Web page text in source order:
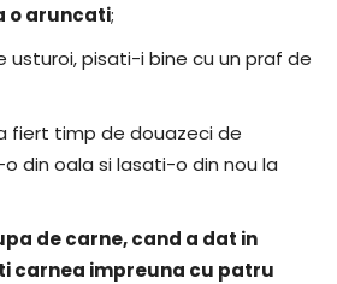
o aruncati;
pisati-i bine cu un praf de
fiert timp de douazeci de
din oala si lasati-o din nou la
de carne, cand a dat in
carnea impreuna cu patru